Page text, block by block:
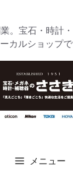
。宝石・時計
ーカルショップ
メニュー